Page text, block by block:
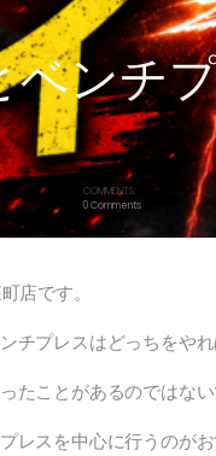
ンチ
COMMENTS:
0 Comments
店です。
チプレスはどっちをやれ
ことがあるのではない
レスを中心に行うのがお